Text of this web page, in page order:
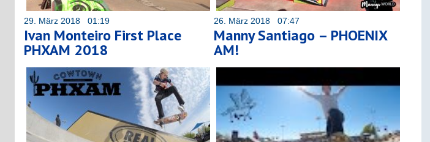
29. März 2018 01:19
Ivan Monteiro First Place
PHXAM 2018
26. März 2018 07:47
Manny Santiago – PHOENIX
AM!